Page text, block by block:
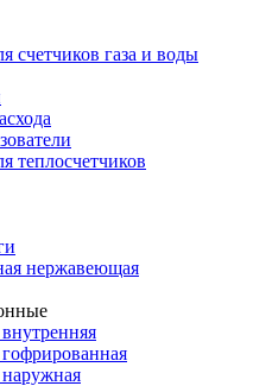
счетчиков газа и воды
теплосчетчиков
нержавеющая